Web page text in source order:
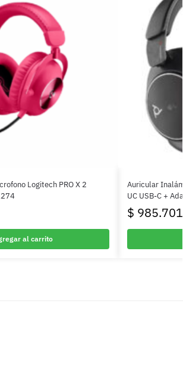
Logitech PRO X 2
al carrito
Auricular
UC USB-C +
$ 985.701